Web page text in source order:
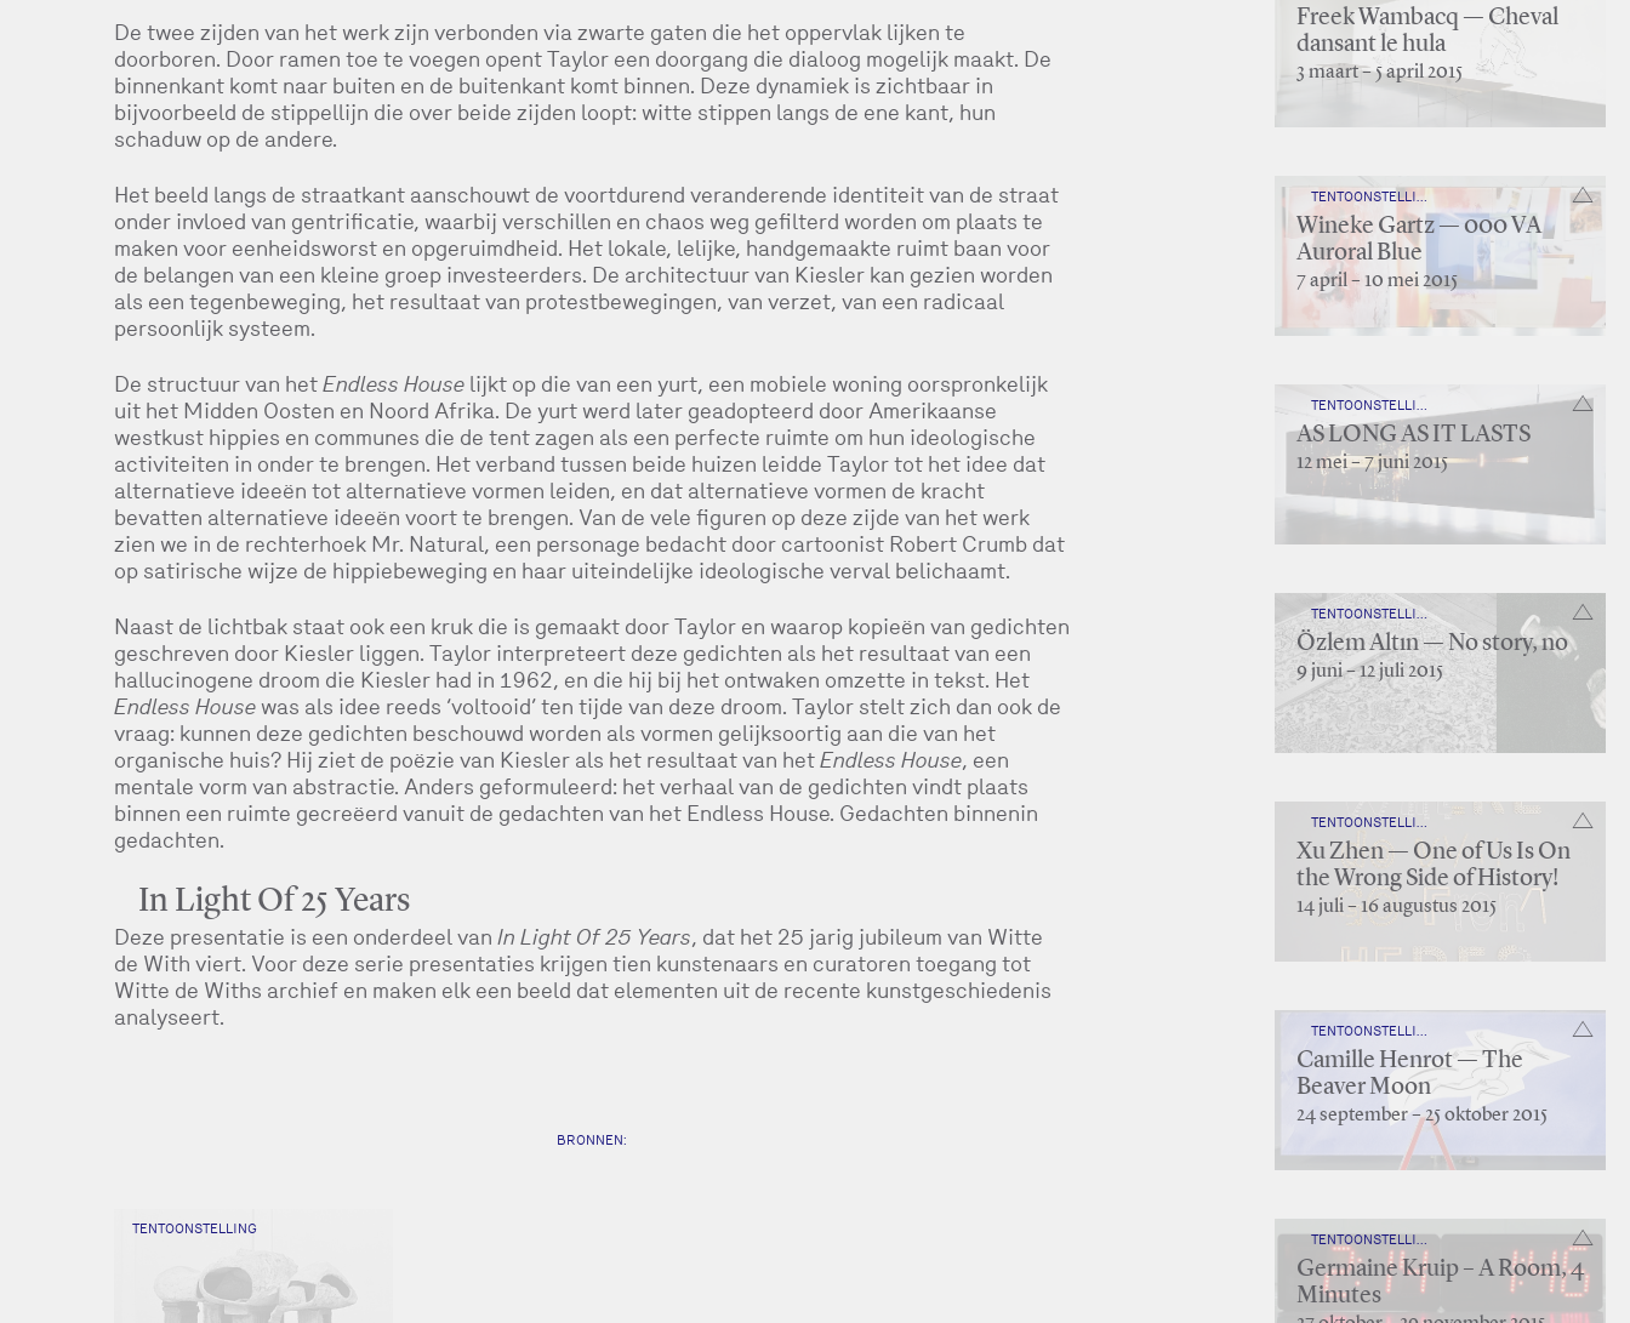
De twee zijden van het werk zijn verbonden via zwarte gaten die het oppervlak lijken te
doorboren. Door ramen toe te voegen opent Taylor een doorgang die dialoog mogelijk maakt. De
binnenkant komt naar buiten en de buitenkant komt binnen. Deze dynamiek is zichtbaar in
bijvoorbeeld de stippellijn die over beide zijden loopt: witte stippen langs de ene kant, hun
schaduw op de andere.
Het beeld langs de straatkant aanschouwt de voortdurend veranderende identiteit van de straat
onder invloed van gentrificatie, waarbij verschillen en chaos weg gefilterd worden om plaats te
maken voor eenheidsworst en opgeruimdheid. Het lokale, lelijke, handgemaakte ruimt baan voor
de belangen van een kleine groep investeerders. De architectuur van Kiesler kan gezien worden
als een tegenbeweging, het resultaat van protestbewegingen, van verzet, van een radicaal
persoonlijk systeem.
De structuur van hetEndless Houselijkt op die van een yurt, een mobiele woning oorspronkelijk
uit het Midden Oosten en Noord Afrika. De yurt werd later geadopteerd door Amerikaanse
westkust hippies en communes die de tent zagen als een perfecte ruimte om hun ideologische
activiteiten in onder te brengen. Het verband tussen beide huizen leidde Taylor tot het idee dat
alternatieve ideeën tot alternatieve vormen leiden, en dat alternatieve vormen de kracht
bevatten alternatieve ideeën voort te brengen. Van de vele figuren op deze zijde van het werk
zien we in de rechterhoek Mr. Natural, een personage bedacht door cartoonist Robert Crumb dat
op satirische wijze de hippiebeweging en haar uiteindelijke ideologische verval belichaamt.
Naast de lichtbak staat ook een kruk die is gemaakt door Taylor en waarop kopieën van gedichten
geschreven door Kiesler liggen. Taylor interpreteert deze gedichten als het resultaat van een
hallucinogene droom die Kiesler had in 1962, en die hij bij het ontwaken omzette in tekst. Het
Endless Housewas als idee reeds ‘voltooid’ ten tijde van deze droom. Taylor stelt zich dan ook de
vraag: kunnen deze gedichten beschouwd worden als vormen gelijksoortig aan die van het
organische huis? Hij ziet de poëzie van Kiesler als het resultaat van hetEndless House, een
mentale vorm van abstractie. Anders geformuleerd: het verhaal van de gedichten vindt plaats
binnen een ruimte gecreëerd vanuit de gedachten van het Endless House. Gedachten binnenin
gedachten.
In Light Of 25 Years
Deze presentatie is een onderdeel van In Light Of 25 Years, dat het 25 jarig jubileum van Witte
de With viert. Voor deze serie presentaties krijgen tien kunstenaars en curatoren toegang tot
Witte de Withs archief en maken elk een beeld dat elementen uit de recente kunstgeschiedenis
analyseert.
BRONNEN:
TENTOONSTELLING
Freek Wambacq — Cheval
dansant le hula
3 maart – 5 april 2015
Wineke Gartz — 000 VA
Auroral Blue
7 april – 10 mei 2015
AS LONG AS IT LASTS
12 mei – 7 juni 2015
Özlem Altın — No story, no
9 juni – 12 juli 2015
Xu Zhen — One of Us Is On
the Wrong Side of History!
14 juli – 16 augustus 2015
Camille Henrot — The
Beaver Moon
24 september – 25 oktober 2015
Germaine Kruip – A Room, 4
Minutes